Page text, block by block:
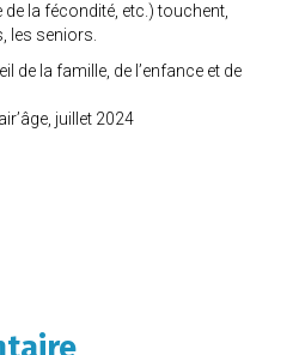
la fécondité, etc.) touchent,
les seniors.
de la famille, de l’enfance et de
juillet 2024